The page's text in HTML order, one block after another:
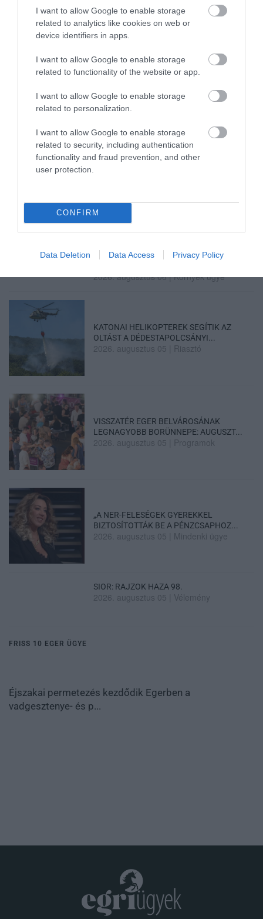
I want to allow Google to enable storage
related to analytics like cookies on web or
device identifiers in apps.
I want to allow Google to enable storage
related to functionality of the website or app.
I want to allow Google to enable storage
related to personalization.
I want to allow Google to enable storage
related to security, including authentication
functionality and fraud prevention, and other
user protection.
CONFIRM
Data Deletion Data Access Privacy Policy
2026. augusztus 06|Riasztó
GÁRDONYI MESEKERT VÁRJA A
CSALÁDOKAT – HÁROM NAPON ÁT ING...
2026. augusztus 06|Programok
DÉDESTAPOLCSÁNYNÁL, KILENCÓRÁS
2026. augusztus 06|Környék ügye
KATONAI HELIKOPTEREK SEGÍTIK AZ
OLTÁST A DÉDESTAPOLCSÁNYI...
2026. augusztus 05 Riasztó
VISSZATÉR EGER BELVÁROSÁNAK
LEGNAGYOBB BORÜNNEPE: AUGUSZT...
2026. augusztus 05 Programok
„A NER-FELESÉGEK GYEREKKEL
BIZTOSÍTOTTÁK BE A PÉNZCSAPHOZ...
2026. augusztus 05 Mindenki ügye
SIOR: RAJZOK HAZA 98.
2026. augusztus 05 Vélemény
FRISS 10 EGER ÜGYE
Éjszakai permetezés kezdődik Egerben a
vadgesztenye- és p...